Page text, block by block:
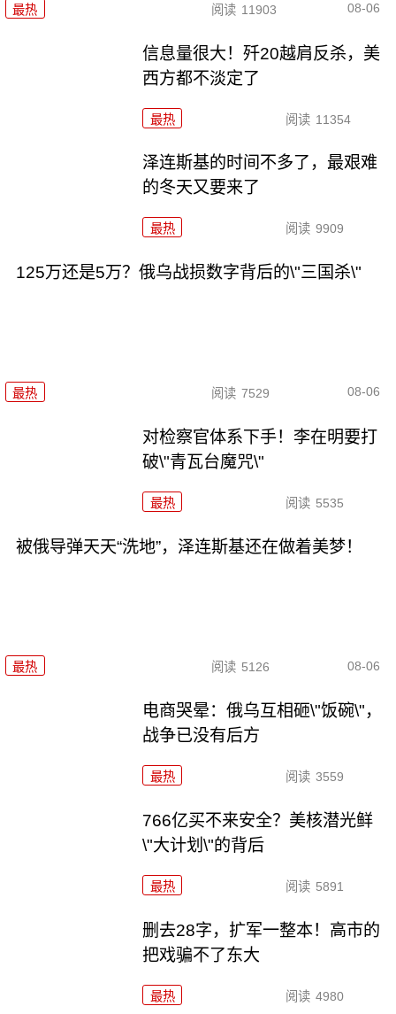
最热 阅读 11903 08-06
信息量很大！歼20越肩反杀，美
西方都不淡定了
最热 阅读 11354
泽连斯基的时间不多了，最艰难
的冬天又要来了
最热 阅读 9909
125万还是5万？俄乌战损数字背后的\"三国杀\"
最热 阅读 7529 08-06
对检察官体系下手！李在明要打
破\"青瓦台魔咒\"
最热 阅读 5535
被俄导弹天天“洗地”，泽连斯基还在做着美梦！
最热 阅读 5126 08-06
电商哭晕：俄乌互相砸\"饭碗\"，
战争已没有后方
最热 阅读 3559
766亿买不来安全？美核潜光鲜
\"大计划\"的背后
最热 阅读 5891
删去28字，扩军一整本！高市的
把戏骗不了东大
最热 阅读 4980